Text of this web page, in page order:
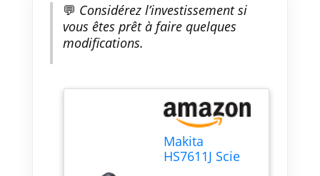
l'extracteur Makita
Duet
💬 Considérez l’investissement si
vous êtes prêt à faire quelques
modifications.
Makita
HS7611J Scie